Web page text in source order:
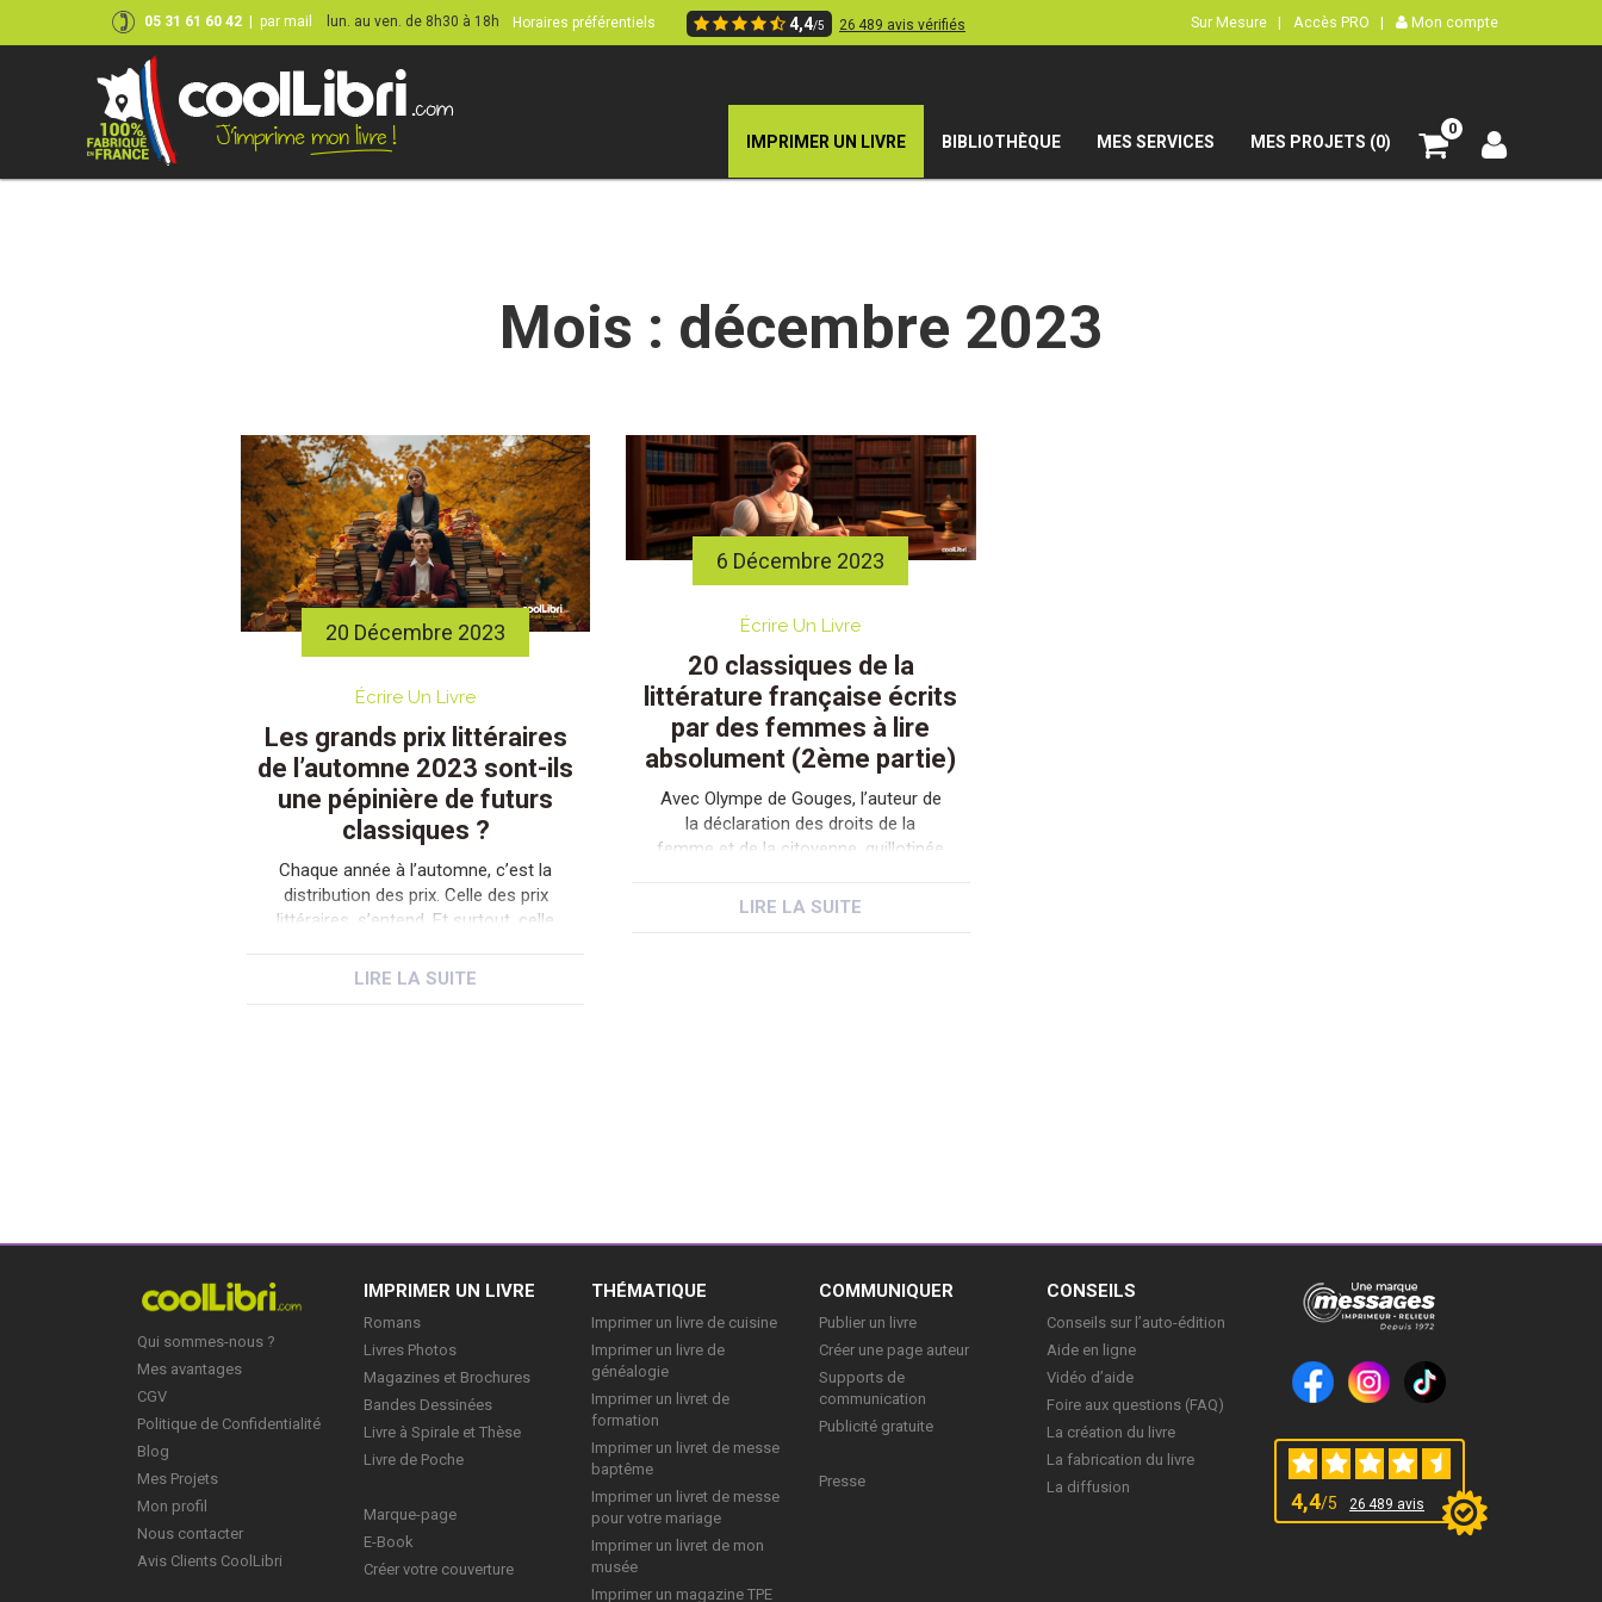
05 31 61 60 42 par mail lun. au ven. de 8h30 à 18h Horaires préférentiels 4,4/5 26 489 avis vérifiés Sur Mesure | Accès PRO | Mon compte
IMPRIMER UN LIVRE BIBLIOTHÈQUE MES SERVICES MES PROJETS (0)
0
Mois : décembre 2023
20 Décembre 2023
Écrire Un Livre
Les grands prix littéraires
de l’automne 2023 sont-ils
une pépinière de futurs
classiques ?
Chaque année à l’automne, c’est la
distribution des prix. Celle des prix
littéraires, s’entend. Et surtout, celle
Five« . La question qu’on ne peut
LIRE LA SUITE
6 Décembre 2023
Écrire Un Livre
20 classiques de la
littérature française écrits
par des femmes à lire
absolument (2ème partie)
Avec Olympe de Gouges, l’auteur de
la déclaration des droits de la
femme et de la citoyenne, guillotinée
sans doute par trop heurté la
LIRE LA SUITE
Qui sommes-nous ?
Mes avantages
CGV
Politique de Confidentialité
Blog
Mes Projets
Mon profil
Nous contacter
Avis Clients CoolLibri
IMPRIMER UN LIVRE
Romans
Livres Photos
Magazines et Brochures
Bandes Dessinées
Livre à Spirale et Thèse
Livre de Poche
Marque-page
E-Book
Créer votre couverture
THÉMATIQUE
Imprimer un livre de cuisine
Imprimer un livre de
généalogie
Imprimer un livret de
formation
Imprimer un livret de messe
baptême
Imprimer un livret de messe
pour votre mariage
Imprimer un livret de mon
musée
Imprimer un magazine TPE
COMMUNIQUER
Publier un livre
Créer une page auteur
Supports de
communication
Publicité gratuite
Presse
CONSEILS
Conseils sur l’auto-édition
Aide en ligne
Vidéo d’aide
Foire aux questions (FAQ)
La création du livre
La fabrication du livre
La diffusion
4,4/5 26 489 avis